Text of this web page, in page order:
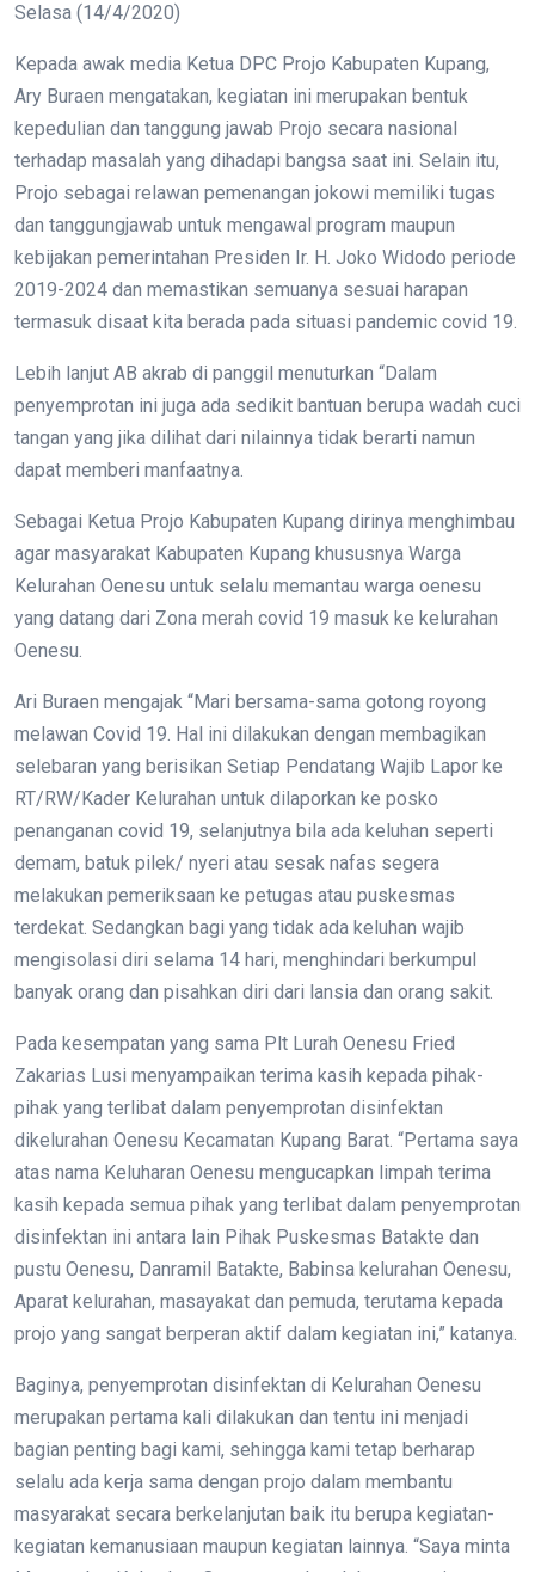
Selasa (14/4/2020)
Kepada awak media Ketua DPC Projo Kabupaten Kupang,
Ary Buraen mengatakan, kegiatan ini merupakan bentuk
kepedulian dan tanggung jawab Projo secara nasional
terhadap masalah yang dihadapi bangsa saat ini. Selain itu,
Projo sebagai relawan pemenangan jokowi memiliki tugas
dan tanggungjawab untuk mengawal program maupun
kebijakan pemerintahan Presiden Ir. H. Joko Widodo periode
2019-2024 dan memastikan semuanya sesuai harapan
termasuk disaat kita berada pada situasi pandemic covid 19.
Lebih lanjut AB akrab di panggil menuturkan “Dalam
penyemprotan ini juga ada sedikit bantuan berupa wadah cuci
tangan yang jika dilihat dari nilainnya tidak berarti namun
dapat memberi manfaatnya.
Sebagai Ketua Projo Kabupaten Kupang dirinya menghimbau
agar masyarakat Kabupaten Kupang khususnya Warga
Kelurahan Oenesu untuk selalu memantau warga oenesu
yang datang dari Zona merah covid 19 masuk ke kelurahan
Oenesu.
Ari Buraen mengajak “Mari bersama-sama gotong royong
melawan Covid 19. Hal ini dilakukan dengan membagikan
selebaran yang berisikan Setiap Pendatang Wajib Lapor ke
RT/RW/Kader Kelurahan untuk dilaporkan ke posko
penanganan covid 19, selanjutnya bila ada keluhan seperti
demam, batuk pilek/ nyeri atau sesak nafas segera
melakukan pemeriksaan ke petugas atau puskesmas
terdekat. Sedangkan bagi yang tidak ada keluhan wajib
mengisolasi diri selama 14 hari, menghindari berkumpul
banyak orang dan pisahkan diri dari lansia dan orang sakit.
Pada kesempatan yang sama Plt Lurah Oenesu Fried
Zakarias Lusi menyampaikan terima kasih kepada pihak-
pihak yang terlibat dalam penyemprotan disinfektan
dikelurahan Oenesu Kecamatan Kupang Barat. “Pertama saya
atas nama Keluharan Oenesu mengucapkan limpah terima
kasih kepada semua pihak yang terlibat dalam penyemprotan
disinfektan ini antara lain Pihak Puskesmas Batakte dan
pustu Oenesu, Danramil Batakte, Babinsa kelurahan Oenesu,
Aparat kelurahan, masayakat dan pemuda, terutama kepada
projo yang sangat berperan aktif dalam kegiatan ini,” katanya.
Baginya, penyemprotan disinfektan di Kelurahan Oenesu
merupakan pertama kali dilakukan dan tentu ini menjadi
bagian penting bagi kami, sehingga kami tetap berharap
selalu ada kerja sama dengan projo dalam membantu
masyarakat secara berkelanjutan baik itu berupa kegiatan-
kegiatan kemanusiaan maupun kegiatan lainnya. “Saya minta